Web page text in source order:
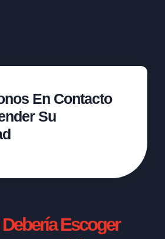
En Contacto
Su
Escoger